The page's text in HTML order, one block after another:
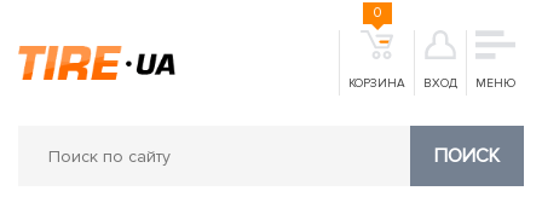
КОРЗИНА
0
ВХОД МЕНЮ
ПОИСК